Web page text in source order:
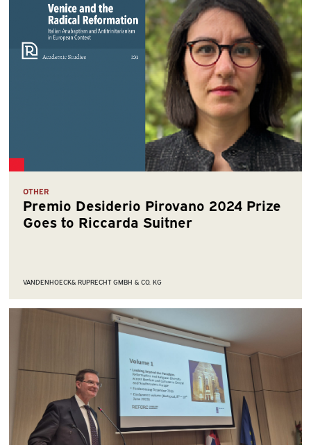
OTHER
Premio Desiderio Pirovano 2024 Prize
Goes to Riccarda Suitner
VANDENHOECK& RUPRECHT GMBH & CO. KG